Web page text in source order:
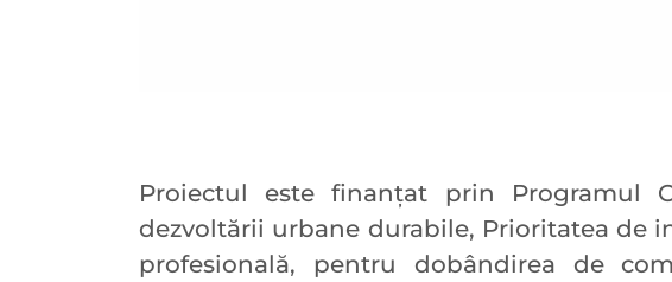
Proiectul este finanțat prin Programul
dezvoltării urbane durabile, Prioritatea de
profesională, pentru dobândirea de